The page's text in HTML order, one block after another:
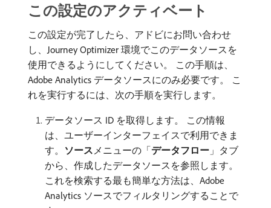
この設定のアクティベート
この設定が完了したら、アドビにお問い合わせ
し、Journey Optimizer 環境でこのデータソースを
使用できるようにしてください。 この手順は、
Adobe Analytics データソースにのみ必要です。 こ
れを実行するには、次の手順を実行します。
データソース ID を取得します。 この情報
は、ユーザーインターフェイスで利用できま
す。 ソース ​メニューの「データフロー 」タブ
から、作成したデータソースを参照します。
これを検索する最も簡単な方法は、Adobe
Analytics ソースでフィルタリングすることで